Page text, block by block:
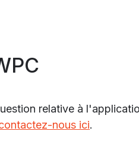
relative à
nous ici.